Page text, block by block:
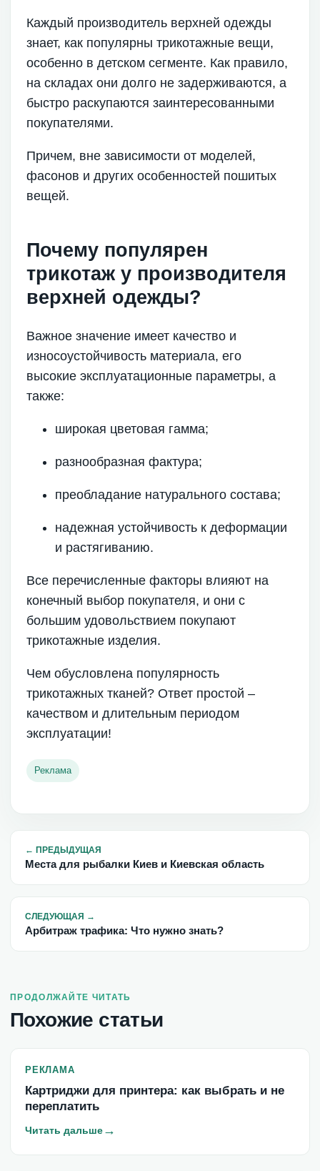
Каждый производитель верхней одежды
знает, как популярны трикотажные вещи,
особенно в детском сегменте. Как правило,
на складах они долго не задерживаются, а
быстро раскупаются заинтересованными
покупателями.
Причем, вне зависимости от моделей,
фасонов и других особенностей пошитых
вещей.
Почему популярен
трикотаж у производителя
верхней одежды?
Важное значение имеет качество и
износоустойчивость материала, его
высокие эксплуатационные параметры, а
также:
широкая цветовая гамма;
разнообразная фактура;
преобладание натурального состава;
надежная устойчивость к деформации
и растягиванию.
Все перечисленные факторы влияют на
конечный выбор покупателя, и они с
большим удовольствием покупают
трикотажные изделия.
Чем обусловлена популярность
трикотажных тканей? Ответ простой –
качеством и длительным периодом
эксплуатации!
Реклама
← ПРЕДЫДУЩАЯ
Места для рыбалки Киев и Киевская область
СЛЕДУЮЩАЯ →
Арбитраж трафика: Что нужно знать?
ПРОДОЛЖАЙТЕ ЧИТАТЬ
Похожие статьи
РЕКЛАМА
Картриджи для принтера: как выбрать и не
переплатить
Читать дальше→